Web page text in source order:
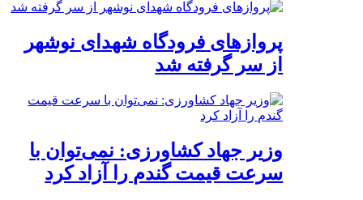
پروازهای فرودگاه شهدای نوشهر
از سر گرفته شد
وزیر جهاد کشاورزی: نمی‌توان با
سرعت قیمت گندم را آزاد کرد